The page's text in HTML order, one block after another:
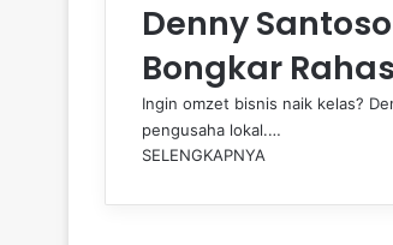
Denny
Bongkar
Ingin omzet bisnis naik kelas?
pengusaha lokal.…
SELENGKAPNYA